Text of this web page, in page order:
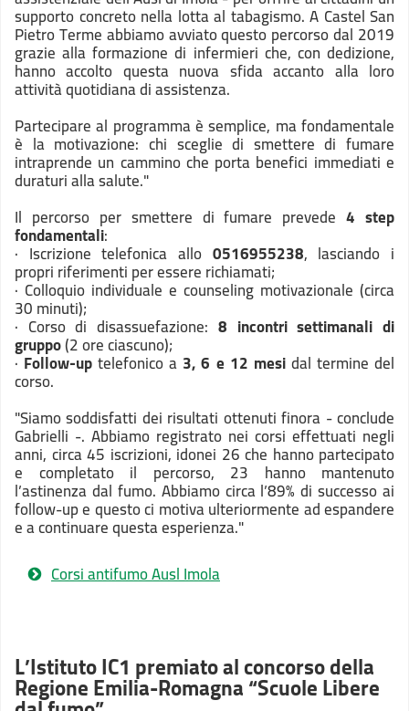
supporto concreto nella lotta al tabagismo. A Castel San
Pietro Terme abbiamo avviato questo percorso dal 2019
grazie alla formazione di infermieri che, con dedizione,
hanno accolto questa nuova sfida accanto alla loro
attività quotidiana di assistenza.
Partecipare al programma è semplice, ma fondamentale
è la motivazione: chi sceglie di smettere di fumare
intraprende un cammino che porta benefici immediati e
duraturi alla salute."
Il percorso per smettere di fumare prevede4 step
fondamentali:
· Iscrizione telefonica allo 0516955238, lasciando i
propri riferimenti per essere richiamati;
· Colloquio individuale e counseling motivazionale (circa
30 minuti);
· Corso di disassuefazione: 8 incontri settimanali di
gruppo(2 ore ciascuno);
·Follow-uptelefonico a 3, 6 e 12 mesidal termine del
corso.
"Siamo soddisfatti dei risultati ottenuti finora - conclude
Gabrielli -. Abbiamo registrato nei corsi effettuati negli
anni, circa 45 iscrizioni, idonei 26 che hanno partecipato
e completato il percorso, 23 hanno mantenuto
l’astinenza dal fumo. Abbiamo circa l’89% di successo ai
follow-up e questo ci motiva ulteriormente ad espandere
e a continuare questa esperienza."
Corsi antifumo Ausl Imola
L’Istituto IC1 premiato al concorso della
Regione Emilia-Romagna “Scuole Libere